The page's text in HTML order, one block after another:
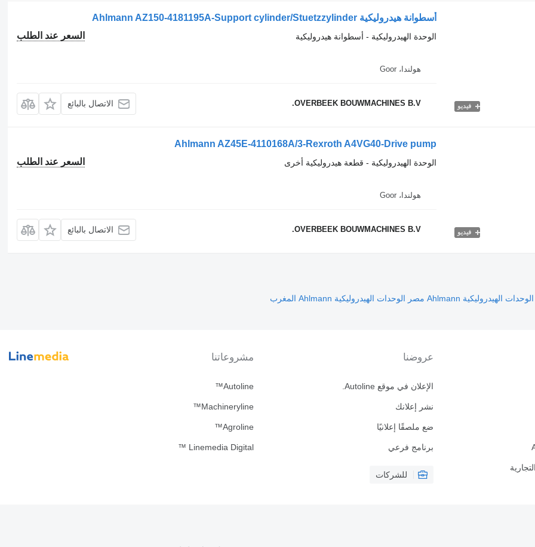
فيديو
أسطوانة هيدروليكية Ahlmann AZ150-4181195A-Support cylinder/Stuetzzylinder
السعر عند الطلب
الوحدة الهيدروليكية - أسطوانة هيدروليكية
هولندا، Goor
OVERBEEK BOUWMACHINES B.V. الاتصال بالبائع
فيديو
Ahlmann AZ45E-4110168A/3-Rexroth A4VG40-Drive pump
السعر عند الطلب
الوحدة الهيدروليكية - قطعة هيدروليكية أخرى
هولندا، Goor
OVERBEEK BOUWMACHINES B.V. الاتصال بالبائع
الوحدات الهيدروليكية Ahlmann مصر الوحدات الهيدروليكية Ahlmann المغرب
عروضنا
الإعلان في موقع Autoline.
نشر إعلانك
ضع ملصقًا إعلانيًا
برنامج فرعي
للشركات
مشروعاتنا
Autoline™
Machineryline™
Agroline™
Linemedia Digital ™